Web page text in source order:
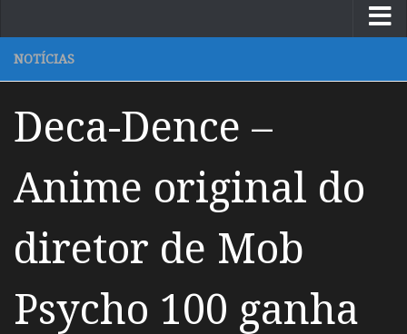
NOTÍCIAS
Deca-Dence –
Anime original do
diretor de Mob
Psycho 100 ganha